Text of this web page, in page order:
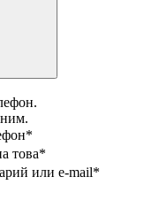
това*
или e-mail*